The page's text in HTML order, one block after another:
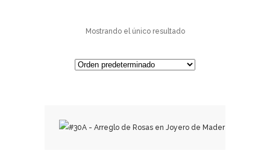
Mostrando el único resultado